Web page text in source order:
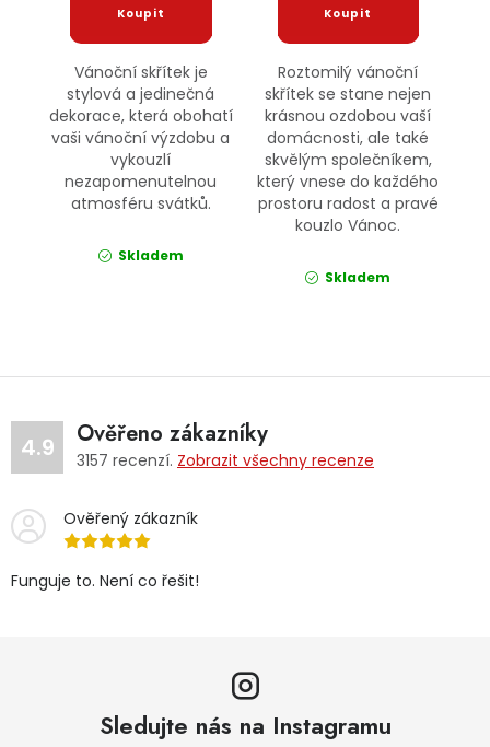
Vánoční skřítek je
stylová a jedinečná
dekorace, která obohatí
vaši vánoční výzdobu a
vykouzlí
nezapomenutelnou
atmosféru svátků.
Skladem
Roztomilý vánoční
skřítek se stane nejen
krásnou ozdobou vaší
domácnosti, ale také
skvělým společníkem,
který vnese do každého
prostoru radost a pravé
kouzlo Vánoc.
Skladem
4.9 Ověřeno zákazníky
3157 recenzí. Zobrazit všechny recenze
Ověřený zákazník
Funguje to. Není co řešit!
Sledujte nás na Instagramu